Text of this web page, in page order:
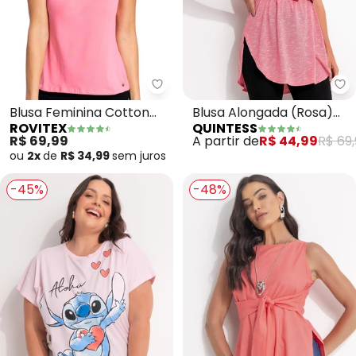
Rovitex - Blusa Feminina
Blusa Feminina Cotton
Leve Básica (Rosa)
ROVITEX
R$ 69,99
ou 2xde R$ 34,99sem juros
Blusa Alongada (Rosa)
com Barra
Arrendondada
QUINTESS
A partir deR$ 44,99R$
-45% -48%